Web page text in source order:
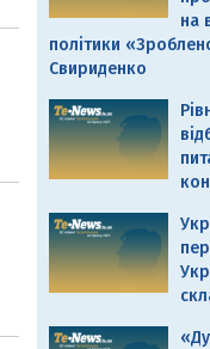
на
політики
Свириденко